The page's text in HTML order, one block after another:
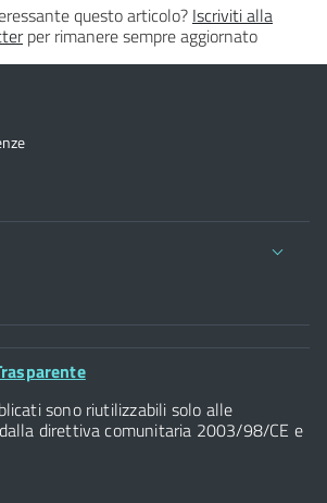
questo articolo? Iscriviti alla
per rimanere sempre aggiornato
- 50122, Firenze
sono riutilizzabili solo alle
direttiva comunitaria 2003/98/CE e